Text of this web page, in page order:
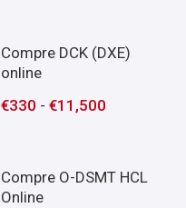
Compre DCK (DXE)
online
€330 -€11,500
Compre O-DSMT HCL
Online